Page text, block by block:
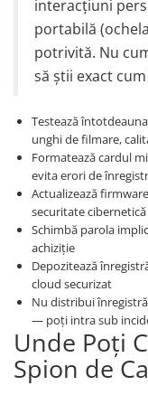
interacțiuni
portabilă
potrivită. Nu
să știi exact
Testează
unghi de filmare,
Formatează cardul
evita erori de
Actualizează
securitate
Schimbă parola
achiziție
Depozitează
cloud securizat
Nu distribui
— poți intra sub
Unde Poți
Spion de